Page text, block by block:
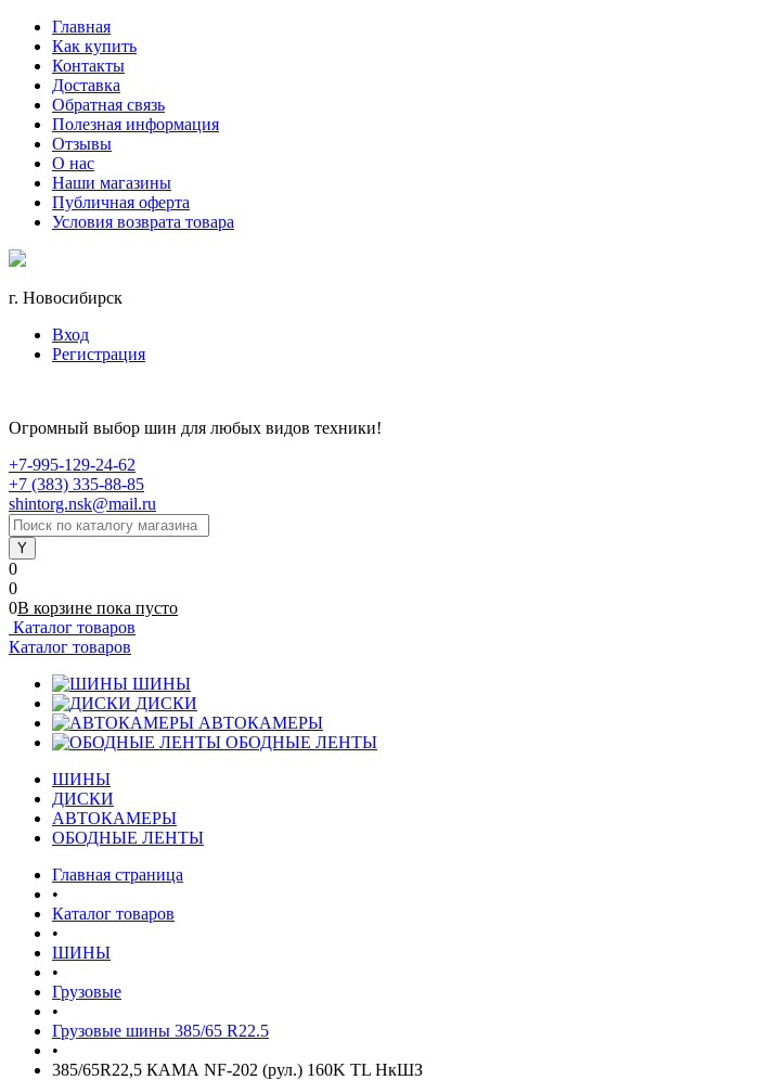
Главная
Как купить
Контакты
Доставка
Обратная связь
Полезная информация
Отзывы
О нас
Наши магазины
Публичная оферта
Условия возврата товара
г. Новосибирск
Вход
Регистрация
Огромный выбор шин для любых видов техники!
+7-995-129-24-62
+7 (383) 335-88-85
shintorg.nsk@mail.ru
0
0
0В корзине пока пусто
Каталог товаров
Каталог товаров
ШИНЫ
ДИСКИ
АВТОКАМЕРЫ
ОБОДНЫЕ ЛЕНТЫ
ШИНЫ
ДИСКИ
АВТОКАМЕРЫ
ОБОДНЫЕ ЛЕНТЫ
Главная страница
•
Каталог товаров
•
ШИНЫ
•
Грузовые
•
Грузовые шины 385/65 R22.5
•
385/65R22,5 КАМА NF-202 (рул.) 160K TL НкШЗ